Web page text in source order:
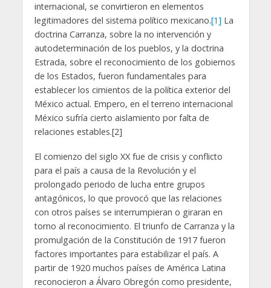
internacional, se convirtieron en elementos
legitimadores del sistema político mexicano.[1] La
doctrina Carranza, sobre la no intervención y
autodeterminación de los pueblos, y la doctrina
Estrada, sobre el reconocimiento de los gobiernos
de los Estados, fueron fundamentales para
establecer los cimientos de la política exterior del
México actual. Empero, en el terreno internacional
México sufría cierto aislamiento por falta de
relaciones estables.[2]
El comienzo del siglo XX fue de crisis y conflicto
para el país a causa de la Revolución y el
prolongado periodo de lucha entre grupos
antagónicos, lo que provocó que las relaciones
con otros países se interrumpieran o giraran en
torno al reconocimiento. El triunfo de Carranza y la
promulgación de la Constitución de 1917 fueron
factores importantes para estabilizar el país. A
partir de 1920 muchos países de América Latina
reconocieron a Álvaro Obregón como presidente,